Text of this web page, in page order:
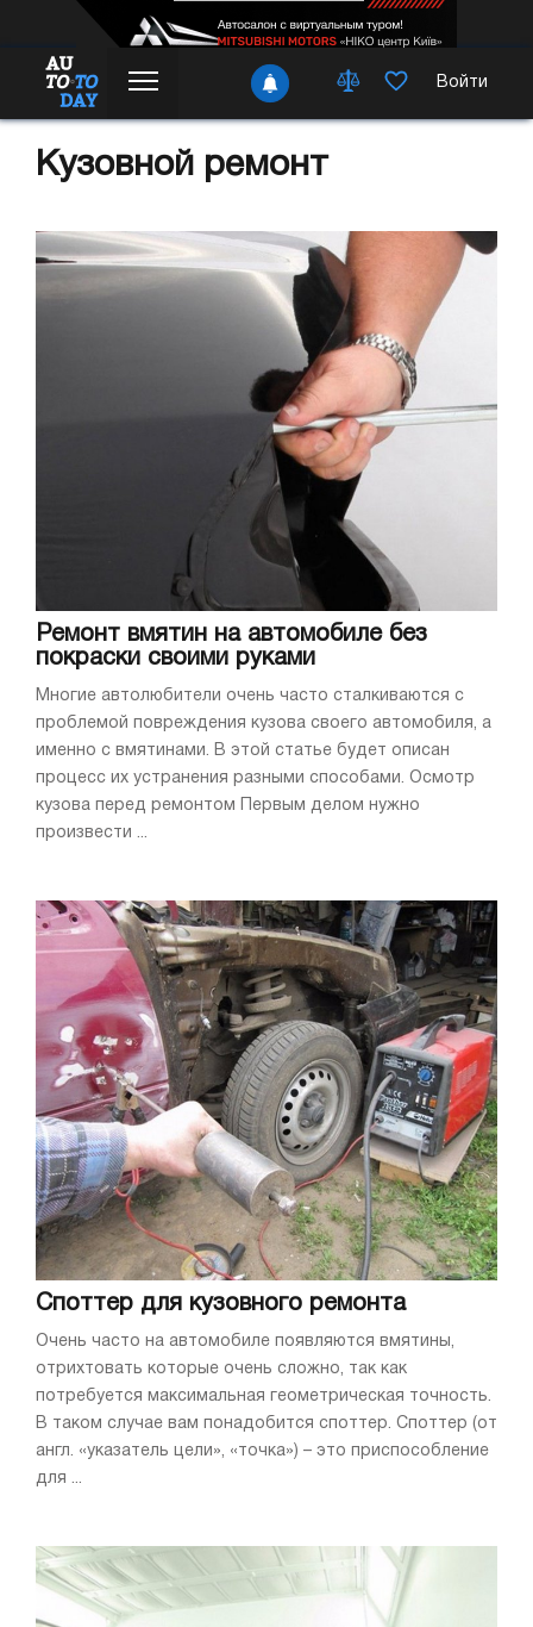
Войти
Кузовной ремонт
Ремонт вмятин на автомобиле без
покраски своими руками
Многие автолюбители очень часто сталкиваются с
проблемой повреждения кузова своего автомобиля, а
именно с вмятинами. В этой статье будет описан
процесс их устранения разными способами. Осмотр
кузова перед ремонтом Первым делом нужно
произвести ...
Споттер для кузовного ремонта
Очень часто на автомобиле появляются вмятины,
отрихтовать которые очень сложно, так как
потребуется максимальная геометрическая точность.
В таком случае вам понадобится споттер. Споттер (от
англ. «указатель цели», «точка») – это приспособление
для ...